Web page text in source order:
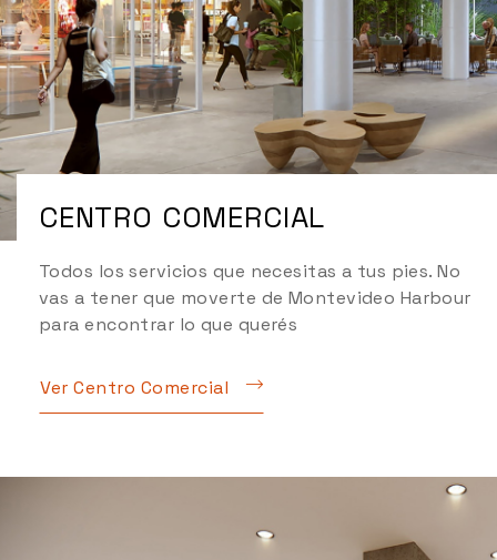
CENTRO COMERCIAL
Todos los servicios que necesitas a tus pies. No
vas a tener que moverte de Montevideo Harbour
para encontrar lo que querés
Ver Centro Comercial